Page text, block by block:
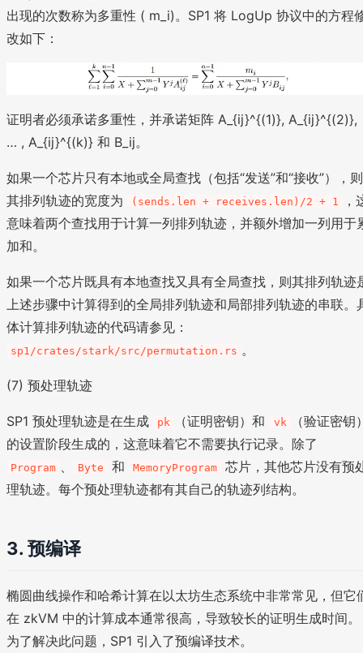
出现的次数称为多重性 ( m_i)。SP1 将 LogUp 协议中的方程
改如下：
证明者必须承诺多重性，并承诺矩阵 A_{ij}^{(1)}, A_{ij}^{(2)},
… , A_{ij}^{(k)} 和 B_ij。
如果一个芯片只有本地或全局查找（包括“发送”和“接收”），则
其排列轨迹的宽度为
(sends.len + receives.len)/2 + 1
，
意味着两个查找用于计算一列排列轨迹，并额外增加一列用于
加和。
如果一个芯片既具有本地查找又具有全局查找，则其排列轨迹
上述步骤中计算得到的全局排列轨迹和局部排列轨迹的串联。
体计算排列轨迹的代码请参见：
sp1/crates/stark/src/permutation.rs 。
(7) 预处理轨迹
SP1 预处理轨迹是在生成 pk （证明密钥）和 vk
（验证密钥
的设置阶段生成的，这意味着它不需要执行记录。除了
Program Byte 和 MemoryProgram
芯片，其他芯片没有预
理轨迹。每个预处理轨迹都有其自己的轨迹列结构。
3. 预编译
椭圆曲线操作和哈希计算在以太坊生态系统中非常常见，但它
在 zkVM 中的计算成本通常很高，导致较长的证明生成时间。
为了解决此问题，SP1 引入了预编译技术。